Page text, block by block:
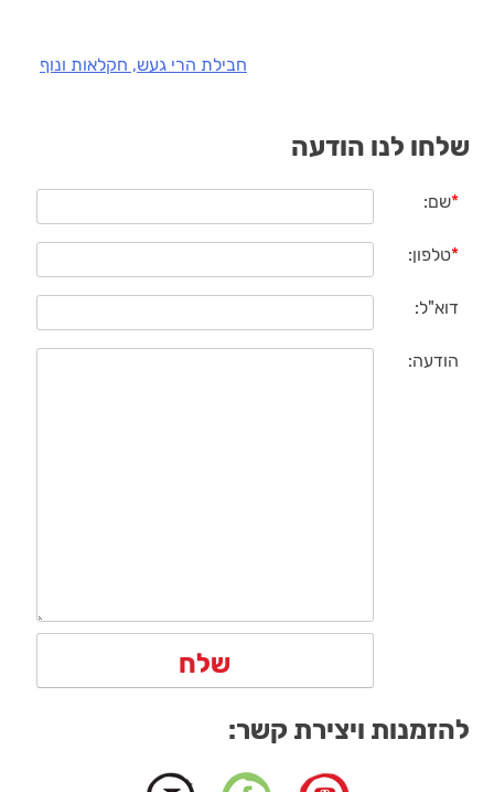
חבילת הרי געש, חקלאות ונוף
שלחו לנו הודעה
*שם:
*טלפון:
דוא"ל:
הודעה:
להזמנות ויצירת קשר: